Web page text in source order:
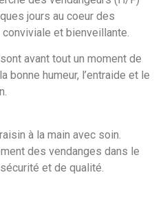
jours au coeur des
et bienveillante.
avant tout un moment de
bonne humeur, l’entraide et le
à la main avec soin.
des vendanges dans le
et de qualité.